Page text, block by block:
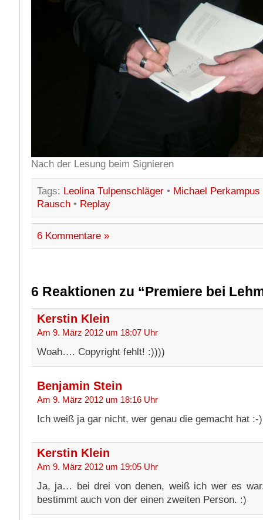
Nach der Lesung beim Signieren
Tags: Leolina Tulpenschläger• Michael Perkampus
Rausch• Replay
6 Kommentare »
6 Reaktionen zu “Premiere bei
Kerstin Klein
Am 9. März 2012 um 18:07 Uhr
Woah…. Copyright fehlt! :))))
Benjamin Stein
Am 9. März 2012 um 18:16 Uhr
Ich weiß ja gar nicht, wer genau die gemacht hat :-)
Kerstin Klein
Am 9. März 2012 um 19:05 Uhr
Ja, ja… bei drei von denen, weiß ich wer es
bestimmt auch von der einen zweiten Person. :)